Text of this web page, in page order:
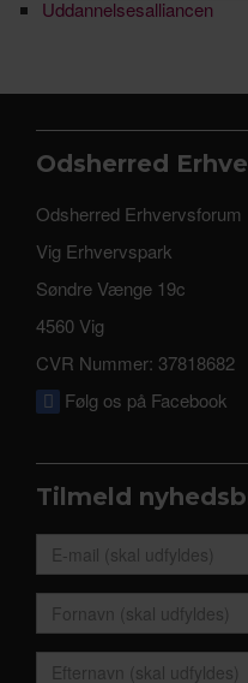
Uddannelsesalliancen
Odsherred
Odsherred Erhvervsforum
Vig Erhvervspark
Søndre Vænge 19c
4560 Vig
CVR Nummer: 37818682
Følg os på Facebook
Tilmeld